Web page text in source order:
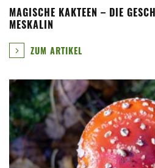
MAGISCHE KAKTEEN – DIE
MESKALIN
ZUM ARTIKEL